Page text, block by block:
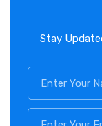
Stay